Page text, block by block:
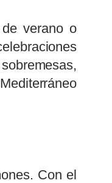
verano o
Con el